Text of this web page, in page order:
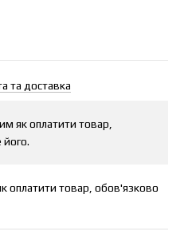
та доставка
як оплатити товар,
оплатити товар, обов'язково